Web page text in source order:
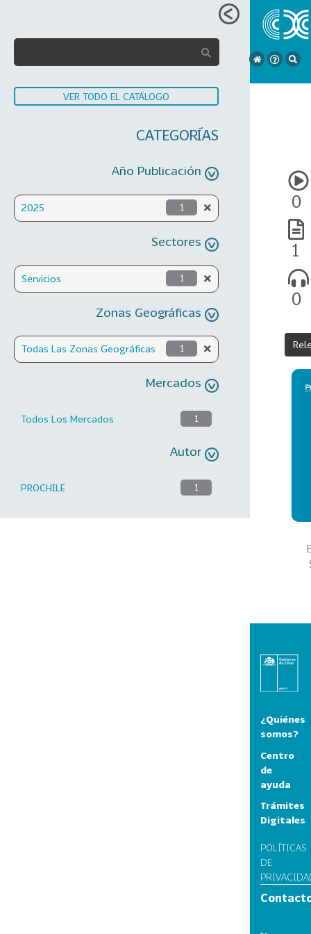
VER TODO EL CATÁLOGO
CATEGORÍAS
Año Publicación
2025 1
Sectores
Servicios 1
Zonas Geográficas
Todas Las Zonas Geográficas 1
Mercados
Todos Los Mercados 1
Autor
PROCHILE 1
0
1
0
¿Quiénes
somos?
Centro
de
ayuda
Trámites
Digitales
POLÍTICAS
DE